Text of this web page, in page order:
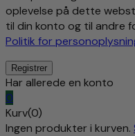
oplevelse på dette
til din konto og til andre
Politik for
Har allerede en konto
0
Kurv(0)
Ingen produkter i kurven.